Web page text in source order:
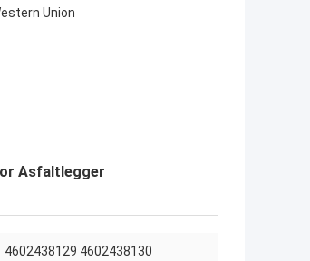
Union
Asfaltlegger
4602438129 4602438130